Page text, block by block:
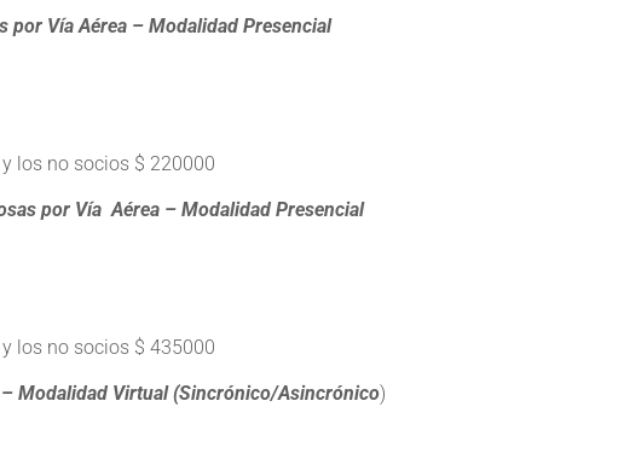
por Vía Aérea – Modalidad Presencial
los no socios $ 220000
por Vía Aérea – Modalidad Presencial
los no socios $ 435000
Modalidad Virtual (Sincrónico/Asincrónico)